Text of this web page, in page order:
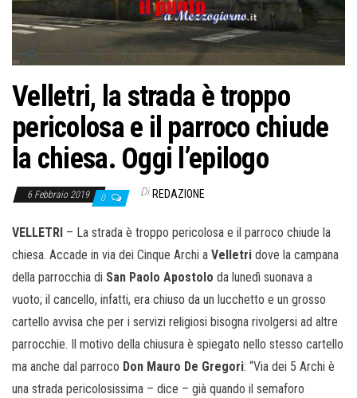
Velletri, la strada è troppo
pericolosa e il parroco chiude
la chiesa. Oggi l’epilogo
6 Febbraio 2019 0 Di REDAZIONE
VELLETRI – La strada è troppo pericolosa e il parroco chiude la
chiesa. Accade in via dei Cinque Archi a Velletri dove la campana
della parrocchia di San Paolo Apostolo da lunedì suonava a
vuoto; il cancello, infatti, era chiuso da un lucchetto e un grosso
cartello avvisa che per i servizi religiosi bisogna rivolgersi ad altre
parrocchie. Il motivo della chiusura è spiegato nello stesso cartello
ma anche dal parroco Don Mauro De Gregori: “Via dei 5 Archi è
una strada pericolosissima – dice – già quando il semaforo